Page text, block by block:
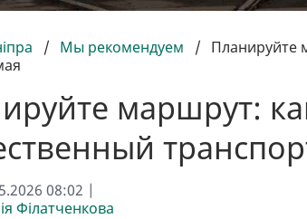
/ Мы рекомендуем / Планируйте
маршрут:
08:02 |
Філатченкова